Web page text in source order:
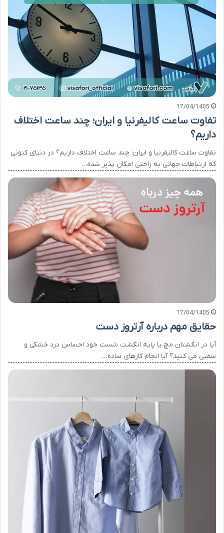
17/04/1405
تفاوت ساعت کالیفرنیا و ایران؛ چند ساعت اختلاف
داریم؟
تفاوت ساعت کالیفرنیا و ایران؛ چند ساعت اختلاف داریم؟ در دنیای کنونی
که ارتباطات جهانی به راحتی امکان‌ پذیر شده…
17/04/1405
حقایق مهم درباره آرتروز دست
آیا در انگشتان مچ یا پایه انگشت شست خود احساس درد خشکی و
سفتی می کنید؟ آیا انجام کارهای ساده…